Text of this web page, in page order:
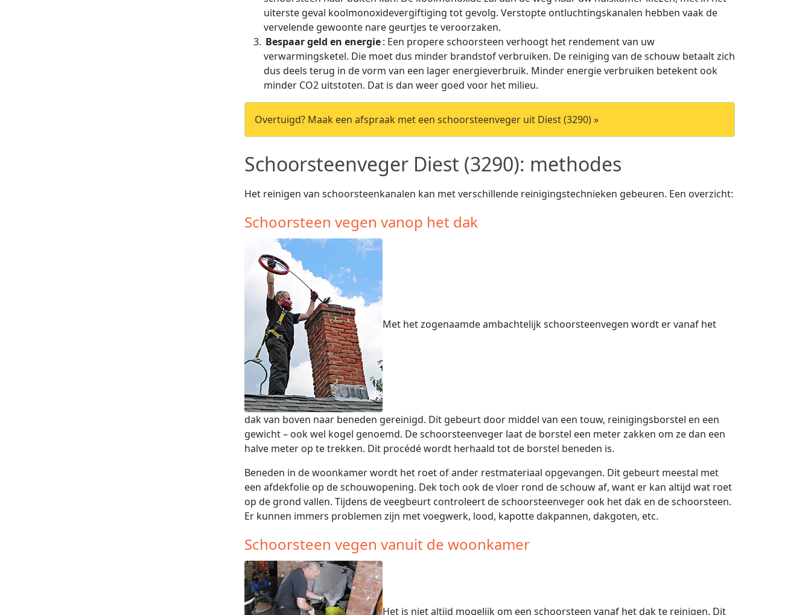
uiterste geval koolmonoxidevergiftiging tot gevolg. Verstopte ontluchtingskanalen hebben vaak de
vervelende gewoonte nare geurtjes te veroorzaken.
Bespaar geld en energie: Een propere schoorsteen verhoogt het rendement van uw
verwarmingsketel. Die moet dus minder brandstof verbruiken. De reiniging van de schouw betaalt zich
dus deels terug in de vorm van een lager energieverbruik. Minder energie verbruiken betekent ook
minder CO2 uitstoten. Dat is dan weer goed voor het milieu.
Overtuigd? Maak een afspraak met een schoorsteenveger uit Diest (3290) »
Schoorsteenveger Diest (3290): methodes
Het reinigen van schoorsteenkanalen kan met verschillende reinigingstechnieken gebeuren. Een overzicht:
Schoorsteen vegen vanop het dak
Met het zogenaamde ambachtelijk schoorsteenvegen wordt er vanaf het
dak van boven naar beneden gereinigd. Dit gebeurt door middel van een touw, reinigingsborstel en een
gewicht – ook wel kogel genoemd. De schoorsteenveger laat de borstel een meter zakken om ze dan een
halve meter op te trekken. Dit procédé wordt herhaald tot de borstel beneden is.
Beneden in de woonkamer wordt het roet of ander restmateriaal opgevangen. Dit gebeurt meestal met
een afdekfolie op de schouwopening. Dek toch ook de vloer rond de schouw af, want er kan altijd wat roet
op de grond vallen. Tijdens de veegbeurt controleert de schoorsteenveger ook het dak en de schoorsteen.
Er kunnen immers problemen zijn met voegwerk, lood, kapotte dakpannen, dakgoten, etc.
Schoorsteen vegen vanuit de woonkamer
Het is niet altijd mogelijk om een schoorsteen vanaf het dak te reinigen. Dit